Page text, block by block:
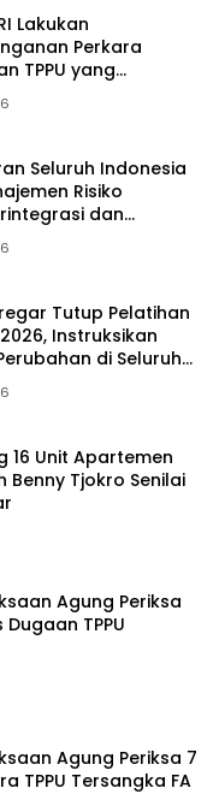
Lakukan
Perkara
TPPU yang
FA di
Seluruh Indonesia
Risiko
dan
Tutup Pelatihan
Instruksikan
di Seluruh
16 Unit Apartemen
Benny Tjokro Senilai
Agung Periksa
TPPU
Agung Periksa 7
TPPU Tersangka FA